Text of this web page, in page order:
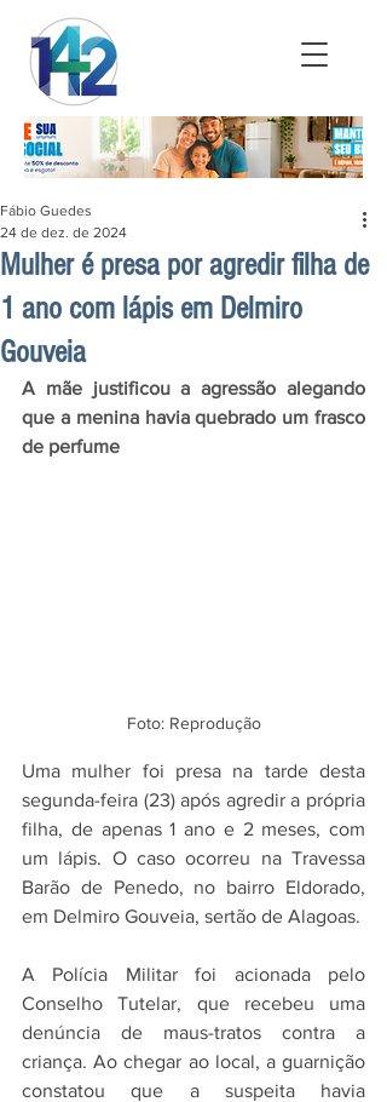
Mulher é presa por agredir filha de
1 ano com lápis em Delmiro
Gouveia
Fábio Guedes
24 de dez. de 2024
A mãe justificou a agressão alegando
que a menina havia quebrado um frasco
de perfume
Foto: Reprodução
Uma mulher foi presa na tarde desta
segunda-feira (23) após agredir a própria
filha, de apenas 1 ano e 2 meses, com
um lápis. O caso ocorreu na Travessa
Barão de Penedo, no bairro Eldorado,
em Delmiro Gouveia, sertão de Alagoas.
A Polícia Militar foi acionada pelo
Conselho Tutelar, que recebeu uma
denúncia de maus-tratos contra a
criança. Ao chegar ao local, a guarnição
constatou que a suspeita havia